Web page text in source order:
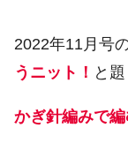
2022年11月号
うニット！ と
かぎ針編みで